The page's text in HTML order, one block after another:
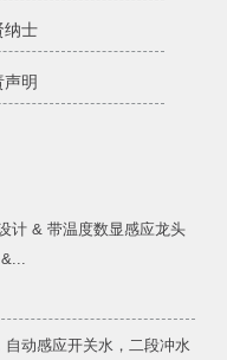
纳士
声明
计 & 带温度数显感应龙头
&...
动感应开关水，二段冲水